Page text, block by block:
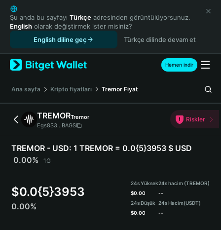
English
日本語
Tiếng Việt
Español (Latinoamérica)
Türkçe
Français
Deutsch
简体中文
繁體中文
Português (Portugal)
Bahasa Indonesia
ภาษาไทย
हिन्दी
Español
Português (Brasil)
Şu anda bu sayfayı Türkçe adresinden görüntülüyorsunuz.
English olarak değiştirmek ister misiniz?
English diline geç
Türkçe dilinde devam et
Hemen indir
Ana sayfa Kripto fiyatları Tremor Fiyat
TREMORTremor
Egs8S3...BAGS
Riskler
TREMOR - USD: 1 TREMOR = 0.0{5}3953 $ USD
0.00%
1G
$0.0{5}3953
0.00%
24s Yüksek
$0.00
24s Düşük
$0.00
24s hacim (TREMOR)
--
24s Hacim(USDT)
--